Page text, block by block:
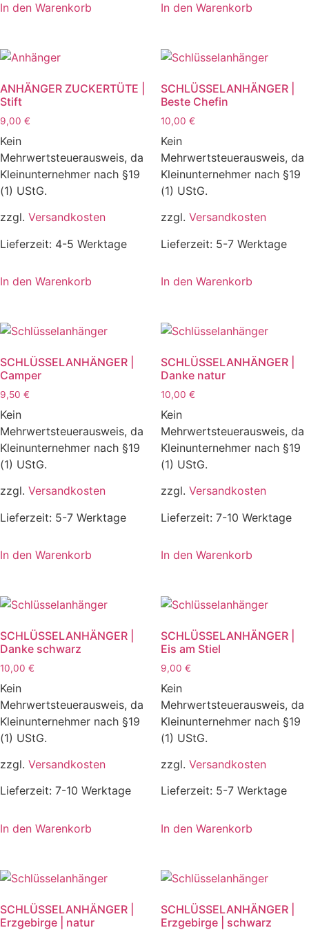
In den Warenkorb In den Warenkorb
ANHÄNGER ZUCKERTÜTE |
Stift
9,00 €
Kein
Mehrwertsteuerausweis, da
Kleinunternehmer nach §19
(1) UStG.
zzgl. Versandkosten
Lieferzeit: 4-5 Werktage
In den Warenkorb
SCHLÜSSELANHÄNGER |
Beste Chefin
10,00 €
Kein
Mehrwertsteuerausweis, da
Kleinunternehmer nach §19
(1) UStG.
zzgl. Versandkosten
Lieferzeit: 5-7 Werktage
In den Warenkorb
SCHLÜSSELANHÄNGER |
Camper
9,50 €
Kein
Mehrwertsteuerausweis, da
Kleinunternehmer nach §19
(1) UStG.
zzgl. Versandkosten
Lieferzeit: 5-7 Werktage
In den Warenkorb
SCHLÜSSELANHÄNGER |
Danke natur
10,00 €
Kein
Mehrwertsteuerausweis, da
Kleinunternehmer nach §19
(1) UStG.
zzgl. Versandkosten
Lieferzeit: 7-10 Werktage
In den Warenkorb
SCHLÜSSELANHÄNGER |
Danke schwarz
10,00 €
Kein
Mehrwertsteuerausweis, da
Kleinunternehmer nach §19
(1) UStG.
zzgl. Versandkosten
Lieferzeit: 7-10 Werktage
In den Warenkorb
SCHLÜSSELANHÄNGER |
Eis am Stiel
9,00 €
Kein
Mehrwertsteuerausweis, da
Kleinunternehmer nach §19
(1) UStG.
zzgl. Versandkosten
Lieferzeit: 5-7 Werktage
In den Warenkorb
SCHLÜSSELANHÄNGER |
Erzgebirge | natur
SCHLÜSSELANHÄNGER |
Erzgebirge | schwarz